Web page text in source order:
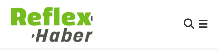
Eğitim
Nöbetçi Eczaneler